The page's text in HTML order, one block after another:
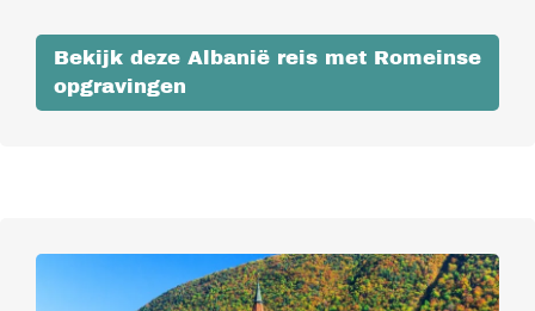
Bekijk deze Albanië reis met Romeinse
opgravingen